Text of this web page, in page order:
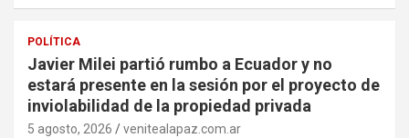
POLÍTICA
Javier Milei partió rumbo a Ecuador y no
estará presente en la sesión por el proyecto de
inviolabilidad de la propiedad privada
5 agosto, 2026 venitealapaz.com.ar